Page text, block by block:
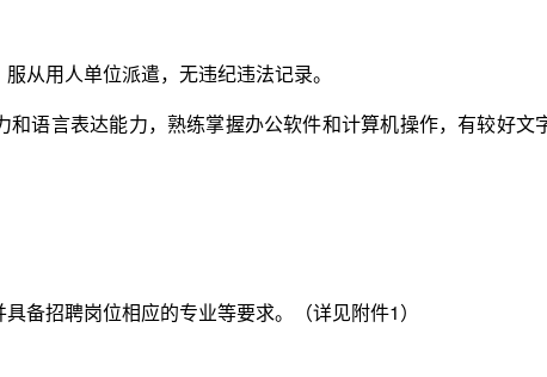
用人单位派遣，无违纪违法记录。
语言表达能力，熟练掌握办公软件和计算机操作，有较好文
招聘岗位相应的专业等要求。（详见附件1）